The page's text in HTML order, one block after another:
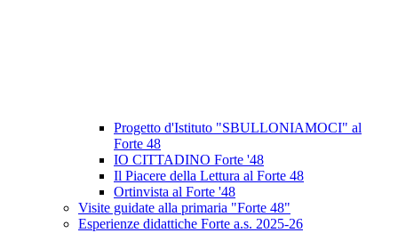
Progetto d'Istituto "SBULLONIAMOCI" al
Forte 48
IO CITTADINO Forte '48
Il Piacere della Lettura al Forte 48
Ortinvista al Forte '48
Visite guidate alla primaria "Forte 48"
Esperienze didattiche Forte a.s. 2025-26